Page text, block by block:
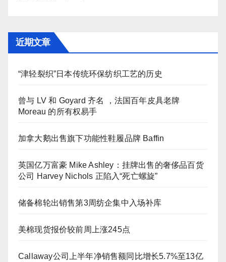
近期文章
“津轻裂织”日本传统环保纺织工艺的历史
曾与 LV 和 Goyard 齐名 ，法国百年皮具老牌
Moreau 的所有权易手
加拿大鹅出售旗下功能性鞋履品牌 Baffin
英国亿万富豪 Mike Ashley：挂牌出售的奢侈品百货
公司 Harvey Nichols 正陷入“死亡螺旋”
储备棉轮出销售第3周纺企集中入场补库
美棉现货报价较前周上涨245点
Callaway公司上半年净销售额同比增长5.7%至13亿